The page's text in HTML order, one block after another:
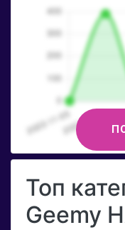
Топ
Geemy